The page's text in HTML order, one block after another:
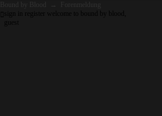
Bound by Blood →
Forenmeldung
sign in register welcome to bound by blood,
guest